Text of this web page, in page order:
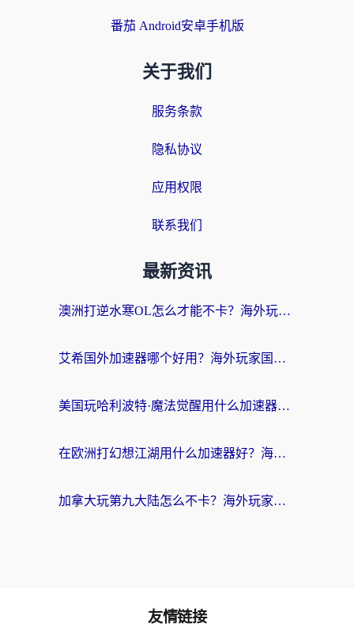
番茄 Android安卓手机版
关于我们
服务条款
隐私协议
应用权限
联系我们
最新资讯
澳洲打逆水寒OL怎么才能不卡？海外玩家国服游戏加速终极指南（附梦幻模拟战地铁跑酷解决办法）
艾希国外加速器哪个好用？海外玩家国服游戏畅玩终极指南（附欧洲玩鸣潮街头篮球实测）
美国玩哈利波特·魔法觉醒用什么加速器？告别延迟的终极指南（含免费QQ炫舞方案+印尼妄想山海秘籍）
在欧洲打幻想江湖用什么加速器好？海外玩家国服游戏畅玩指南
加拿大玩第九大陆怎么不卡？海外玩家国服游戏加速全攻略（附足球世界萤火突击实测）
友情链接